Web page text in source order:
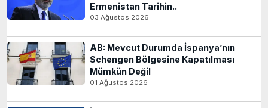
Ermenistan Tarihin..
03 Ağustos 2026
AB: Mevcut Durumda İspanya’nın
Schengen Bölgesine Kapatılması
Mümkün Değil
01 Ağustos 2026